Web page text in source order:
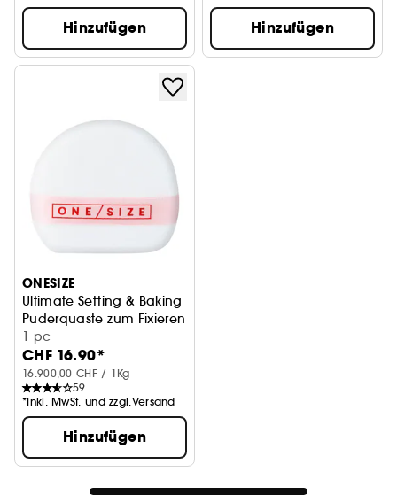
Hinzufügen Hinzufügen
ONESIZE
Ultimate Setting & Baking
Puderquaste zum Fixieren und Baking
1 pc
CHF 16.90*
16.900,00 CHF / 1Kg
59
*Inkl. MwSt. und zzgl.Versand
Hinzufügen